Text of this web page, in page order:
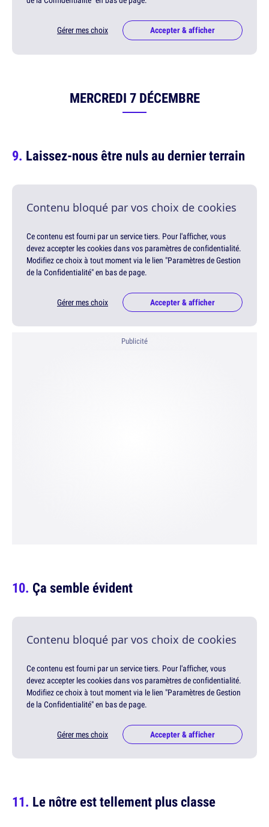
Gérer mes choix Accepter & afficher
MERCREDI 7 DÉCEMBRE
Laissez-nous être nuls au dernier terrain
Contenu bloqué par vos choix de cookies
Ce contenu est fourni par un service tiers. Pour l'afficher, vous
devez accepter les cookies dans vos paramètres de confidentialité.
Modifiez ce choix à tout moment via le lien "Paramètres de Gestion
de la Confidentialité" en bas de page.
Gérer mes choix Accepter & afficher
Publicité
Ça semble évident
Contenu bloqué par vos choix de cookies
Ce contenu est fourni par un service tiers. Pour l'afficher, vous
devez accepter les cookies dans vos paramètres de confidentialité.
Modifiez ce choix à tout moment via le lien "Paramètres de Gestion
de la Confidentialité" en bas de page.
Gérer mes choix Accepter & afficher
Le nôtre est tellement plus classe